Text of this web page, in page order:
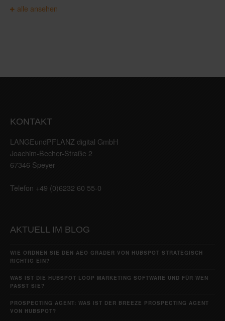
alle ansehen
KONTAKT
LANGEundPFLANZ digital GmbH
Joachim-Becher-Straße 2
67346 Speyer
Telefon +49 (0)6232 60 55-0
AKTUELL IM BLOG
WIE ORDNEN SIE DEN AEO GRADER VON HUBSPOT STRATEGISCH
RICHTIG EIN?
WAS IST DIE HUBSPOT LOOP MARKETING SOFTWARE UND FÜR WEN
PASST SIE?
PROSPECTING AGENT: WAS IST DER BREEZE PROSPECTING AGENT
VON HUBSPOT?